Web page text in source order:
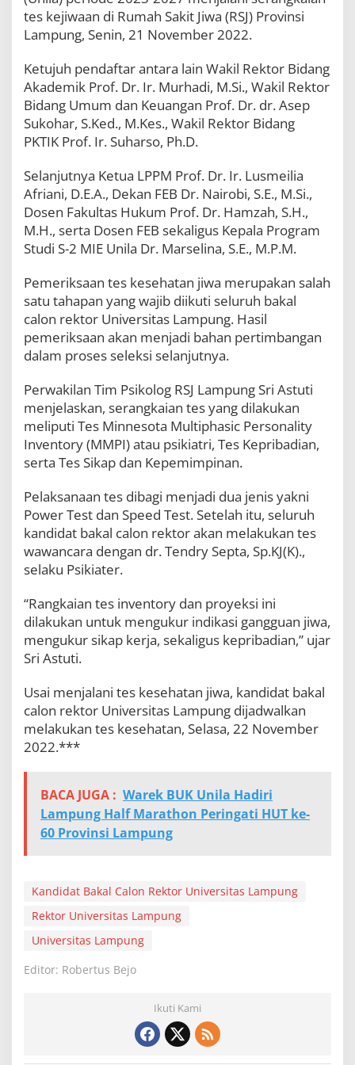
p
u
n
J
a
l
a
n
s
K
j
i
w
a
tes kejiwaan di Rumah Sakit Jiwa (RSJ) Provinsi
Lampung, Senin, 21 November 2022.
Ketujuh pendaftar antara lain Wakil Rektor Bidang
Akademik Prof. Dr. Ir. Murhadi, M.Si., Wakil Rektor
Bidang Umum dan Keuangan Prof. Dr. dr. Asep
Sukohar, S.Ked., M.Kes., Wakil Rektor Bidang
PKTIK Prof. Ir. Suharso, Ph.D.
Selanjutnya Ketua LPPM Prof. Dr. Ir. Lusmeilia
Afriani, D.E.A., Dekan FEB Dr. Nairobi, S.E., M.Si.,
Dosen Fakultas Hukum Prof. Dr. Hamzah, S.H.,
M.H., serta Dosen FEB sekaligus Kepala Program
Studi S-2 MIE Unila Dr. Marselina, S.E., M.P.M.
Pemeriksaan tes kesehatan jiwa merupakan salah
satu tahapan yang wajib diikuti seluruh bakal
calon rektor Universitas Lampung. Hasil
pemeriksaan akan menjadi bahan pertimbangan
dalam proses seleksi selanjutnya.
Perwakilan Tim Psikolog RSJ Lampung Sri Astuti
menjelaskan, serangkaian tes yang dilakukan
meliputi Tes Minnesota Multiphasic Personality
Inventory (MMPI) atau psikiatri, Tes Kepribadian,
serta Tes Sikap dan Kepemimpinan.
Pelaksanaan tes dibagi menjadi dua jenis yakni
Power Test dan Speed Test. Setelah itu, seluruh
kandidat bakal calon rektor akan melakukan tes
wawancara dengan dr. Tendry Septa, Sp.KJ(K).,
selaku Psikiater.
“Rangkaian tes inventory dan proyeksi ini
dilakukan untuk mengukur indikasi gangguan jiwa,
mengukur sikap kerja, sekaligus kepribadian,” ujar
Sri Astuti.
Usai menjalani tes kesehatan jiwa, kandidat bakal
calon rektor Universitas Lampung dijadwalkan
melakukan tes kesehatan, Selasa, 22 November
2022.***
BACA JUGA : Warek BUK Unila Hadiri
Lampung Half Marathon Peringati HUT ke-
60 Provinsi Lampung
Kandidat Bakal Calon Rektor Universitas Lampung
Rektor Universitas Lampung
Universitas Lampung
Editor: Robertus Bejo
Ikuti Kami